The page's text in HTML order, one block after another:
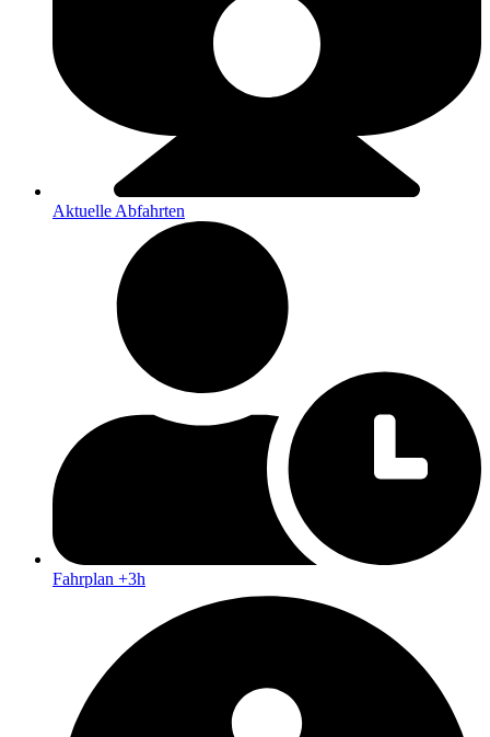
Aktuelle Abfahrten
Fahrplan +3h